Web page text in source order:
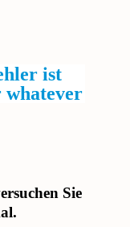
ist
whatever
Sie